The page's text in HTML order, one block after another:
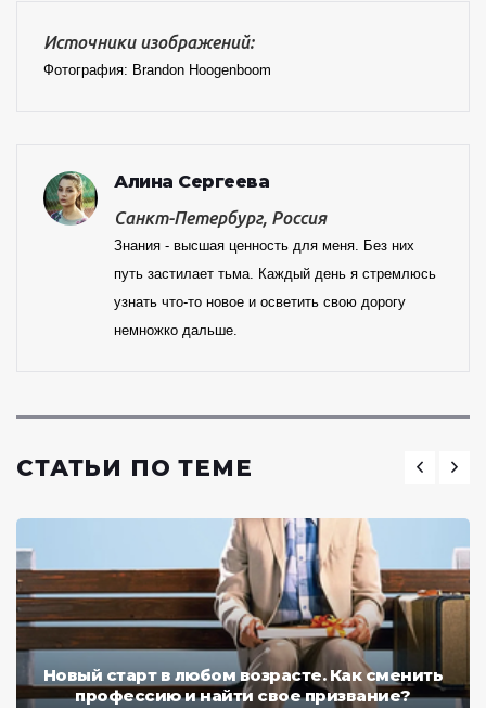
Источники изображений:
Фотография: Brandon Hoogenboom
Алина Сергеева
Санкт-Петербург, Россия
Знания - высшая ценность для меня. Без них
путь застилает тьма. Каждый день я стремлюсь
узнать что-то новое и осветить свою дорогу
немножко дальше.
СТАТЬИ ПО ТЕМЕ
Новый старт в любом возрасте. Как сменить
профессию и найти свое призвание?